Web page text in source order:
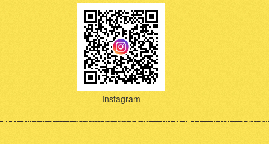
Instagram